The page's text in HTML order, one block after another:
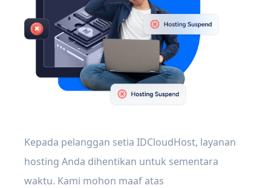
Kepada pelanggan setia IDCloudHost, layanan
hosting Anda dihentikan untuk sementara
waktu. Kami mohon maaf atas